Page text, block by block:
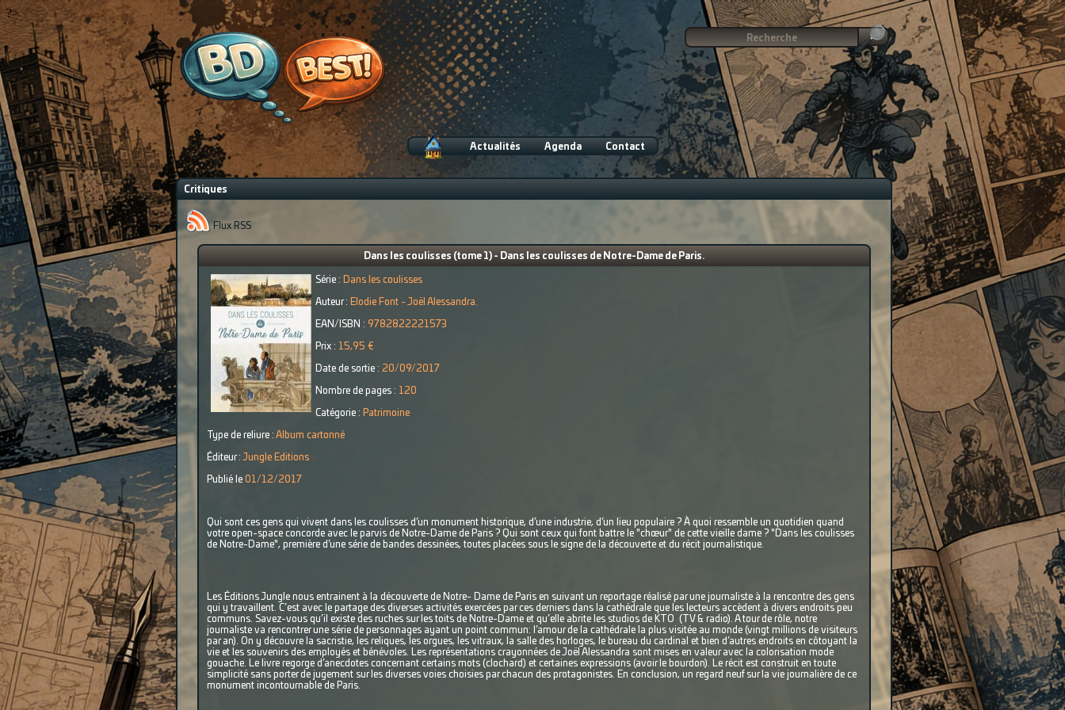
?>
Actualités Agenda Contact
Critiques
Flux RSS
Dans les coulisses (tome 1) - Dans les coulisses de Notre-Dame de Paris.
Série : Dans les coulisses
Auteur : Elodie Font - Joël Alessandra.
EAN/ISBN : 9782822221573
Prix : 15,95 €
Date de sortie : 20/09/2017
Nombre de pages : 120
Catégorie : Patrimoine
Type de reliure : Album cartonné
Éditeur : Jungle Editions
Publié le 01/12/2017
Qui sont ces gens qui vivent dans les coulisses d’un monument historique, d’une industrie, d’un lieu populaire ? À quoi ressemble un quotidien quand
votre open-space concorde avec le parvis de Notre-Dame de Paris ? Qui sont ceux qui font battre le "chœur" de cette vieille dame ? "Dans les coulisses
de Notre-Dame", première d’une série de bandes dessinées, toutes placées sous le signe de la découverte et du récit journalistique.
Les Éditions Jungle nous entrainent à la découverte de Notre- Dame de Paris en suivant un reportage réalisé par une journaliste à la rencontre des gens
qui y travaillent. C’est avec le partage des diverses activités exercées par ces derniers dans la cathédrale que les lecteurs accèdent à divers endroits peu
communs. Savez-vous qu’il existe des ruches sur les toits de Notre-Dame et qu’elle abrite les studios de KTO (TV & radio). A tour de rôle, notre
journaliste va rencontrer une série de personnages ayant un point commun: l’amour de la cathédrale la plus visitée au monde (vingt millions de visiteurs
par an). On y découvre la sacristie, les reliques, les orgues, les vitraux, la salle des horloges, le bureau du cardinal et bien d’autres endroits en côtoyant la
vie et les souvenirs des employés et bénévoles. Les représentations crayonnées de Joël Alessandra sont mises en valeur avec la colorisation mode
gouache. Le livre regorge d’anecdotes concernant certains mots (clochard) et certaines expressions (avoir le bourdon). Le récit est construit en toute
simplicité sans porter de jugement sur les diverses voies choisies par chacun des protagonistes. En conclusion, un regard neuf sur la vie journalière de ce
monument incontournable de Paris.